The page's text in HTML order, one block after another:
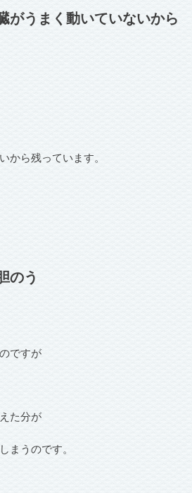
がうまく動いていないから
から残っています。
のう
ですが
た分が
まうのです。